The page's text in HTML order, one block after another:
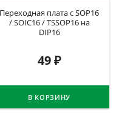
Переходная плата с SOP16
/ SOIC16 / TSSOP16 на
DIP16
49₽
В КОРЗИНУ